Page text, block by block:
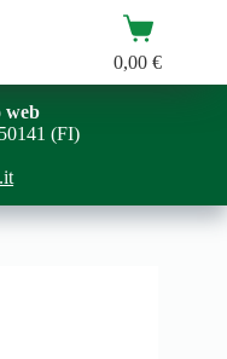
al carrello
Carrello
0,00€
web
(FI)